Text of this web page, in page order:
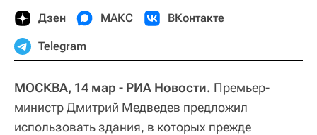
Дзен МАКС ВКонтакте
Telegram
МОСКВА, 14 мар - РИА Новости. Премьер-
министр Дмитрий Медведев предложил
использовать здания, в которых прежде